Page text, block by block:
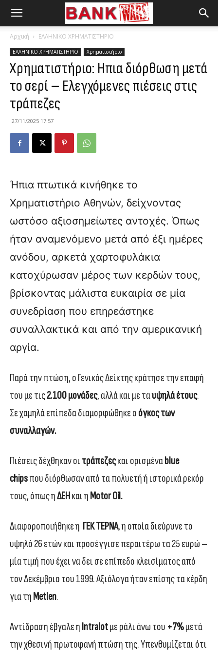
Αρχική ΕΛΛΗΝΙΚΟ ΧΡΗΜΑΤΙΣΤΗΡΙΟ
ΕΛΛΗΝΙΚΟ ΧΡΗΜΑΤΙΣΤΗΡΙΟ Χρηματιστήριο
Χρηματιστήριο: Ηπια διόρθωση μετά
το σερί – Ελεγχόμενες πιέσεις στις
τράπεζες
27/11/2025 17:57
Ήπια πτωτικά κινήθηκε το
Χρηματιστήριο Αθηνών, δείχνοντας
ωστόσο αξιοσημείωτες αντοχές. Όπως
ήταν αναμενόμενο μετά από έξι ημέρες
ανόδου, αρκετά χαρτοφυλάκια
κατοχύρωσαν μέρος των κερδών τους,
βρίσκοντας μάλιστα ευκαιρία σε μία
συνεδρίαση που επηρεάστηκε
συναλλακτικά και από την αμερικανική
αργία.
Παρά την πτώση, ο Γενικός Δείκτης κράτησε την επαφή
του με τις2.100 μονάδες, αλλά και με ταυψηλά έτους.
Σε χαμηλά επίπεδα διαμορφώθηκε ο όγκος των
συναλλαγών.
Πιέσεις δέχθηκαν οι τράπεζεςκαι ορισμέναblue
chipsπου διόρθωσαν από τα πολυετή ή ιστορικά ρεκόρ
τους, όπως ηΔΕΗκαι η Motor Oil.
Διαφοροποιήθηκε η ΓΕΚ ΤΕΡΝΑ, η οποία διεύρυνε το
υψηλό 26 ετών και προσέγγισε περαιτέρω τα 25 ευρώ –
μία τιμή που έχει να δει σε επίπεδο κλεισίματος από
τον Δεκέμβριο του 1999. Αξιόλογα ήταν επίσης τα κέρδη
για τη Metlen.
Αντίδραση έβγαλε η Intralotμε ράλι άνω του +7%μετά
την χθεσινή πρωτοφανή πτώση της. Υπενθυμίζεται ότι